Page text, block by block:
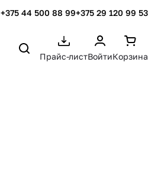
+375 44 500 88 99+375 29 120 99 53
Прайс-листВойтиКорзина